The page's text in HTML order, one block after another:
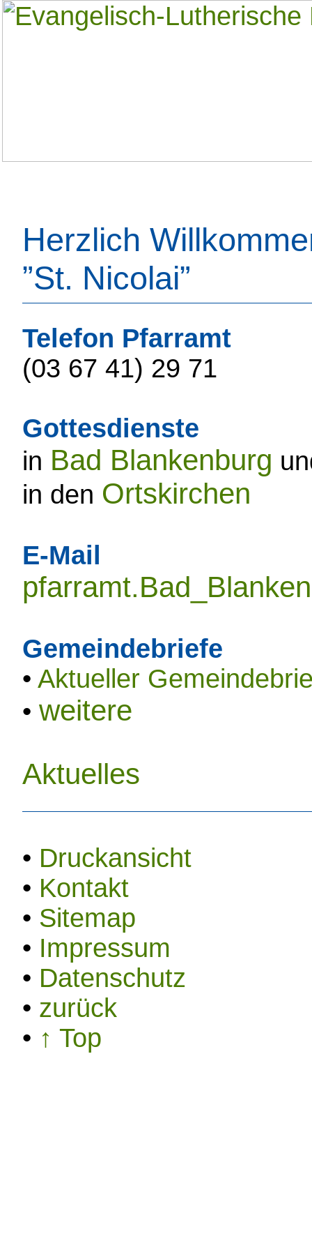
Herzlich
”St. Nicolai”
Telefon Pfarramt
(03 67 41) 29 71
Gottesdienste
in Bad Blankenburg
in den Ortskirchen
E-Mail
Gemeindebriefe
• Aktueller
• weitere
Aktuelles
• Druckansicht
• Kontakt
• Sitemap
• Impressum
• Datenschutz
• zurück
• ↑ Top